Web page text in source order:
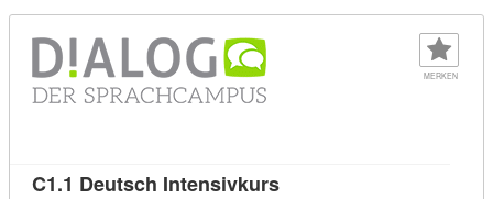
MERKEN
C1.1 Deutsch IntensivkursKursdetail: C1.1